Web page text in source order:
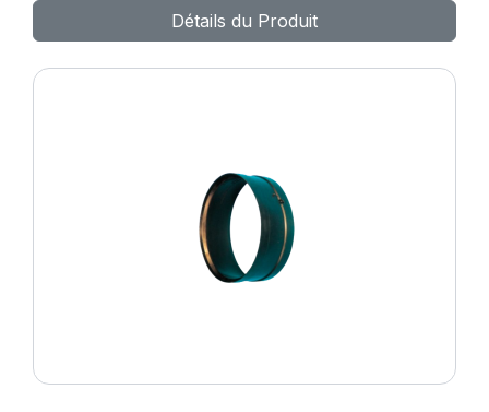
R2110
Détails du Produit